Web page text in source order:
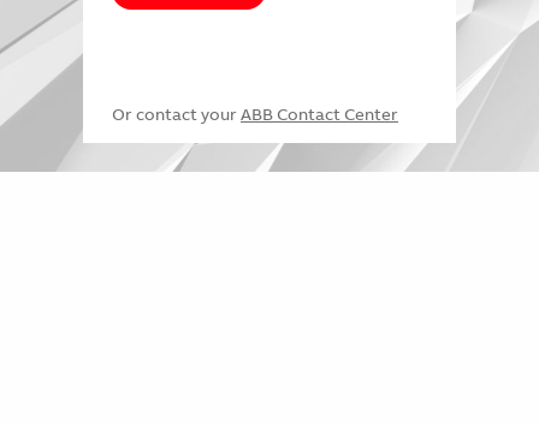
Or contact your ABB Contact Center